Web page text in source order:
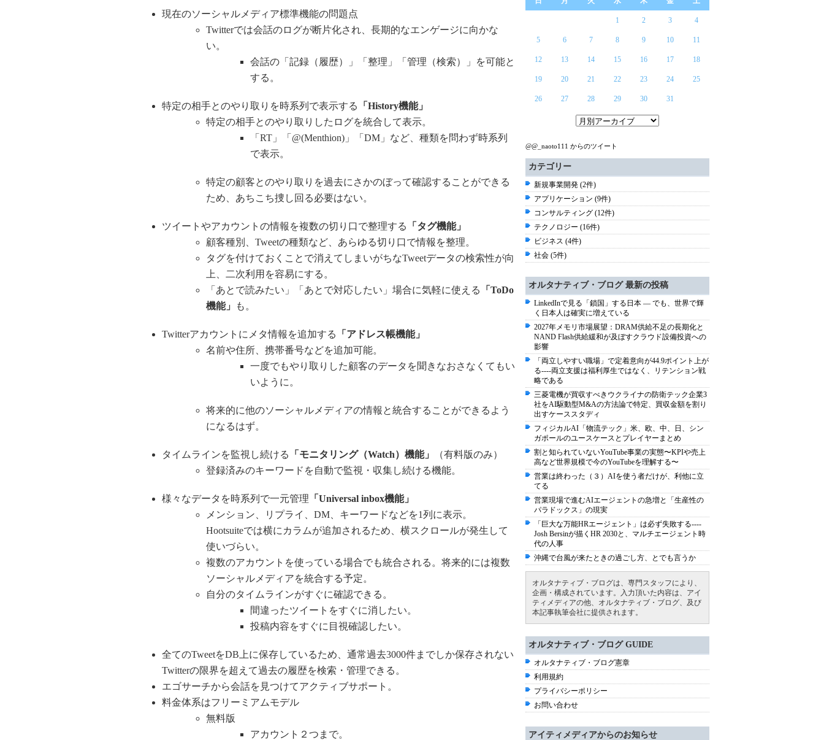
現在のソーシャルメディア標準機能の問題点
Twitterでは会話のログが断片化され、長期的なエンゲージに向かな
い。
会話の「記録（履歴）」「整理」「管理（検索）」を可能と
する。
特定の相手とのやり取りを時系列で表示する
「History機能」
特定の相手とのやり取りしたログを統合して表示。
「RT」「@(Menthion)」「DM」など、種類を問わず時系列
で表示。
特定の顧客とのやり取りを過去にさかのぼって確認することができる
ため、あちこち捜し回る必要はない。
ツイートやアカウントの情報を複数の切り口で整理する
「タグ機能」
顧客種別、Tweetの種類など、あらゆる切り口で情報を整理。
タグを付けておくことで消えてしまいがちなTweetデータの検索性が向
上、二次利用を容易にする。
「あとで読みたい」「あとで対応したい」場合に気軽に使える
「ToDo
機能」
も。
Twitterアカウントにメタ情報を追加する
「アドレス帳機能」
名前や住所、携帯番号などを追加可能。
一度でもやり取りした顧客のデータを聞きなおさなくてもい
いように。
将来的に他のソーシャルメディアの情報と統合することができるよう
になるはず。
タイムラインを監視し続ける 「モニタリング（Watch）機能」
（有料版のみ）
登録済みのキーワードを自動で監視・収集し続ける機能。
様々なデータを時系列で一元管理 「Universal inbox機能」
メンション、リプライ、DM、キーワードなどを1列に表示。
Hootsuiteでは横にカラムが追加されるため、横スクロールが発生して
使いづらい。
複数のアカウントを使っている場合でも統合される。将来的には複数
ソーシャルメディアを統合する予定。
自分のタイムラインがすぐに確認できる。
間違ったツイートをすぐに消したい。
投稿内容をすぐに目視確認したい。
全てのTweetをDB上に保存しているため、通常過去3000件までしか保存されない
Twitterの限界を超えて過去の履歴を検索・管理できる。
エゴサーチから会話を見つけてアクティブサポート。
料金体系はフリーミアムモデル
無料版
アカウント２つまで。
1 2 3 4
5 6 7 8 9 10 11
12 13 14 15 16 17 18
19 20 21 22 23 24 25
26 27 28 29 30 31
@@_naoto111 からのツイート
カテゴリー
新規事業開発 (2件)
アプリケーション (9件)
コンサルティング (12件)
テクノロジー (16件)
ビジネス (4件)
社会 (5件)
オルタナティブ・ブログ 最新の投稿
LinkedInで見る「鎖国」する日本 ― でも、世界で輝
く日本人は確実に増えている
2027年メモリ市場展望：DRAM供給不足の長期化と
NAND Flash供給緩和が及ぼすクラウド設備投資への
影響
「両立しやすい職場」で定着意向が44.9ポイント上が
る----両立支援は福利厚生ではなく、リテンション戦
略である
三菱電機が買収すべきウクライナの防衛テック企業3
社をAI駆動型M&Aの方法論で特定、買収金額を割り
出すケーススタディ
フィジカルAI「物流テック」米、欧、中、日、シン
ガポールのユースケースとプレイヤーまとめ
割と知られていないYouTube事業の実態〜KPIや売上
高など世界規模で今のYouTubeを理解する〜
営業は終わった（３）AIを使う者だけが、利他に立
てる
営業現場で進むAIエージェントの急増と「生産性の
パラドックス」の現実
「巨大な万能HRエージェント」は必ず失敗する----
Josh Bersinが描くHR 2030と、マルチエージェント時
代の人事
沖縄で台風が来たときの過ごし方、とでも言うか
オルタナティブ・ブログは、専門スタッフにより、
企画・構成されています。入力頂いた内容は、アイ
ティメディアの他、オルタナティブ・ブログ、及び
本記事執筆会社に提供されます。
オルタナティブ・ブログ GUIDE
オルタナティブ・ブログ憲章
利用規約
プライバシーポリシー
お問い合わせ
アイティメディアからのお知らせ